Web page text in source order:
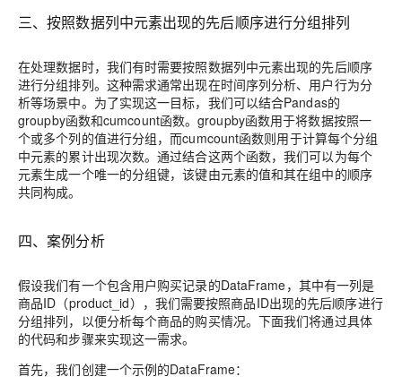
三、按照数据列中元素出现的先后顺序进行分组排列
在处理数据时，我们有时需要按照数据列中元素出现的先后顺序
进行分组排列。这种需求通常出现在时间序列分析、用户行为分
析等场景中。为了实现这一目标，我们可以结合Pandas的
groupby函数和cumcount函数。groupby函数用于将数据按照一
个或多个列的值进行分组，而cumcount函数则用于计算每个分组
中元素的累计出现次数。通过结合这两个函数，我们可以为每个
元素生成一个唯一的分组键，该键由元素的值和其在组中的顺序
共同构成。
四、案例分析
假设我们有一个包含用户购买记录的DataFrame，其中有一列是
商品ID（product_id），我们需要按照商品ID出现的先后顺序进行
分组排列，以便分析每个商品的购买情况。下面我们将通过具体
的代码和步骤来实现这一需求。
首先，我们创建一个示例的DataFrame：